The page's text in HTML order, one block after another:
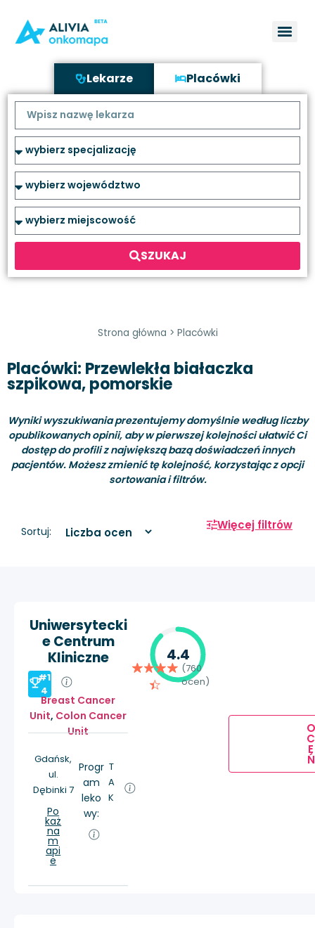
Lekarze Placówki
SZUKAJ
Strona główna > Placówki
Placówki: Przewlekła białaczka
szpikowa, pomorskie
Wyniki wyszukiwania prezentujemy domyślnie według liczby
opublikowanych opinii, aby w pierwszej kolejności ułatwić Ci
dostęp do profili z największą bazą doświadczeń innych
pacjentów. Możesz zmienić tę kolejność, korzystając z opcji
sortowania i filtrów.
Sortuj: Więcej filtrów
Uniwersytecki
e Centrum
Kliniczne
#1
4
Breast Cancer
Unit, Colon Cancer
Unit
Gdańsk,
ul.
Dębinki 7
Po
każ
na
m
api
e
Progr
am
leko
wy:
T
A
K
4.4
(760
ocen)
O
C
E
Ń